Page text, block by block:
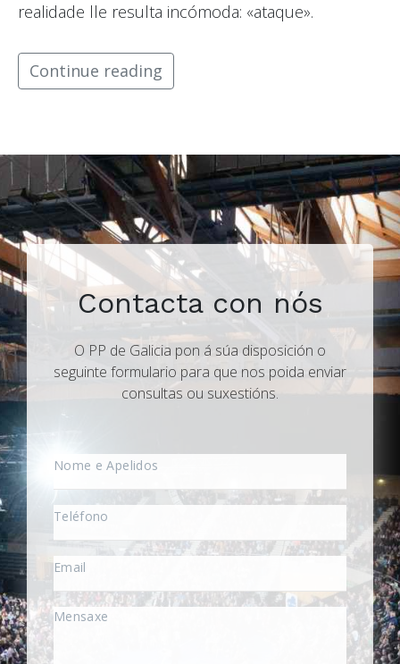
realidade lle resulta incómoda: «ataque».
Continue reading
Contacta con nós
O PP de Galicia pon á súa disposición o
seguinte formulario para que nos poida enviar
consultas ou suxestións.